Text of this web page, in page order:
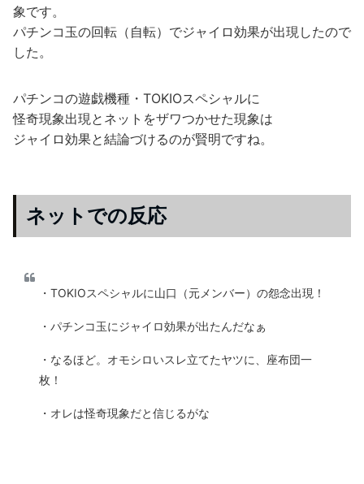
象です。
パチンコ玉の回転（自転）でジャイロ効果が出現したので
した。
パチンコの遊戯機種・TOKIOスペシャルに
怪奇現象出現とネットをザワつかせた現象は
ジャイロ効果と結論づけるのが賢明ですね。
ネットでの反応
・TOKIOスペシャルに山口（元メンバー）の怨念出現！
・パチンコ玉にジャイロ効果が出たんだなぁ
・なるほど。オモシロいスレ立てたヤツに、座布団一
枚！
・オレは怪奇現象だと信じるがな